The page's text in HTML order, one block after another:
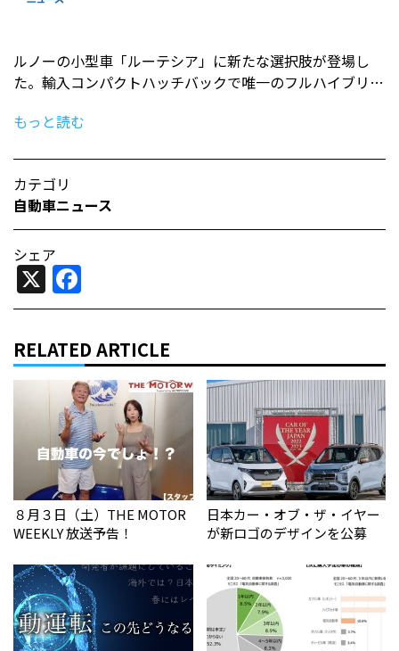
ルノーの小型車「ルーテシア」に新たな選択肢が登場し
た。輸入コンパクトハッチバックで唯一のフルハイブリ…
もっと読む
カテゴリ
自動車ニュース
シェア
X
RELATED ARTICLE
８月３日（土）THE MOTOR
WEEKLY 放送予告！
日本カー・オブ・ザ・イヤー
が新ロゴのデザインを公募